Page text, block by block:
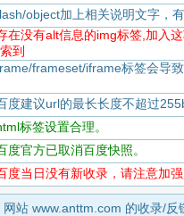
object加上相关说明文字，
在没有alt信息的img标签,加入
到
frameset/iframe标签会导
度建议url的最长长度不超过
标签设置合理。
度官方已取消百度快照。
度当日没有新收录，请注意加强
网站 www.anttm.com 的收录/反